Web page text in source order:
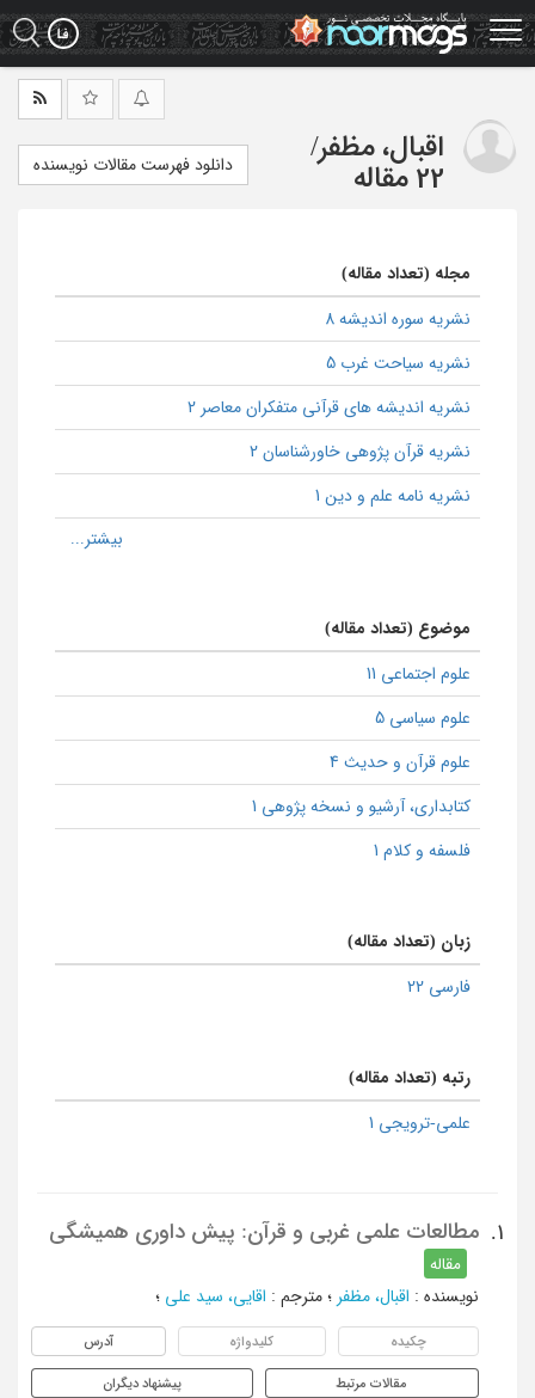
Skip
to
main
اقبال، مظفر/
22 مقاله
دانلود فهرست مقالات نویسنده
مجله (تعداد مقاله)
نشریه سوره اندیشه 8
نشریه سیاحت غرب 5
نشریه اندیشه های قرآنی متفکران معاصر 2
نشریه قرآن پژوهی خاورشناسان 2
نشریه نامه علم و دین 1
موضوع (تعداد مقاله)
علوم اجتماعی 11
علوم سیاسی 5
علوم قرآن و حدیث 4
كتابداری، آرشیو و نسخه پژوهی 1
فلسفه و کلام 1
زبان (تعداد مقاله)
فارسی 22
رتبه (تعداد مقاله)
علمی-ترویجی 1
1. مطالعات علمی غربی و قرآن: پیش داوری همیشگی
مقاله
نویسنده : اقبال، مظفر ؛ مترجم : اقایی، سید علی ؛
چکیده کلیدواژه آدرس
مقالات مرتبط پیشنهاد دیگران